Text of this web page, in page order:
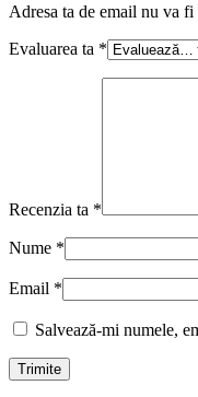
Adresa ta de email nu va fi
Evaluarea ta *
Recenzia ta *
Nume *
Email *
Salvează-mi numele,